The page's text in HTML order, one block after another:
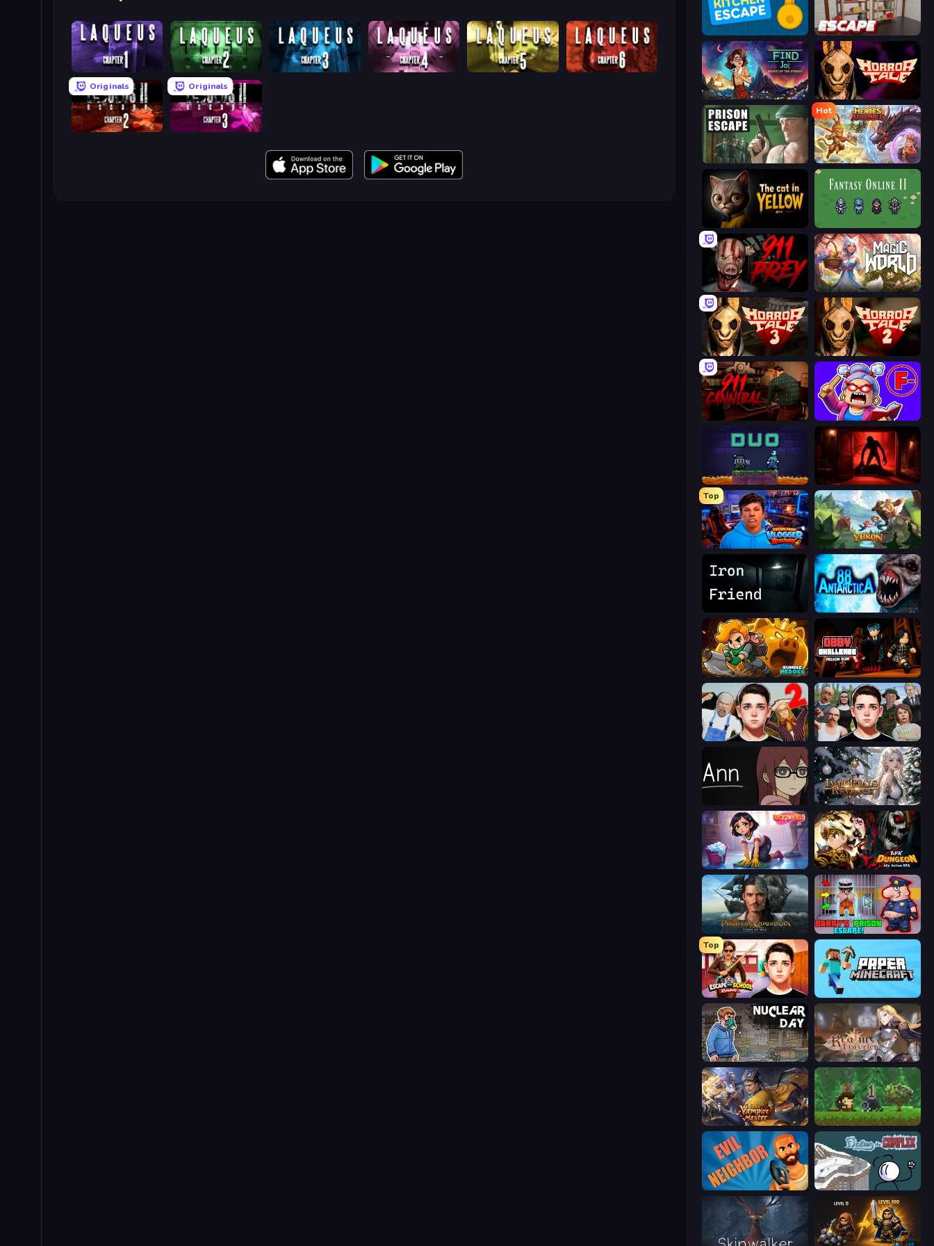
Laqueus Escape: Chapter III Laqueus Escape: Chapter V Laqueus Escape: Chapter VI
Originals
Laqueus Escape 2: Chapter II
Originals
Laqueus Escape 2 - Chapter III
Daily Kitchen Escape Kitchen Escape
Find Joe: Secret of The Stones Horror Tale
Prison Escape
Hot
Heroes Assemble
The Cat in Yellow
911: Prey Magic World
911: Cannibal
Duo Doors Castle
Top
Escape from Vlogger: Runaway Yukon: Family Adventure
Antarctica 88
Rumble Heroes Obby Challenge: Prison Run
Schoolboy Escape 2 Schoolboy Escape: Runaway
Immortals Revenge
Lucy’s Ville AFK Dungeon: Idle Action RPG
Barry's Prison Escape!
Top
Escape from School: Runaway Paper Minecraft
Nuclear Day Realm Traveler
Vampire Master Aground
Evil Neighbor Fleeing the Complex